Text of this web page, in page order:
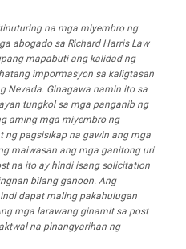
na mga miyembro ng
abogado sa Richard Harris Law
mapabuti ang kalidad ng
impormasyon sa kaligtasan
Nevada. Ginagawa namin ito sa
tungkol sa mga panganib ng
aming mga miyembro ng
ng pagsisikap na gawin ang mga
maiwasan ang mga ganitong uri
na ito ay hindi isang solicitation
bilang ganoon. Ang
dapat maling pakahulugan
mga larawang ginamit sa post
na pinangyarihan ng